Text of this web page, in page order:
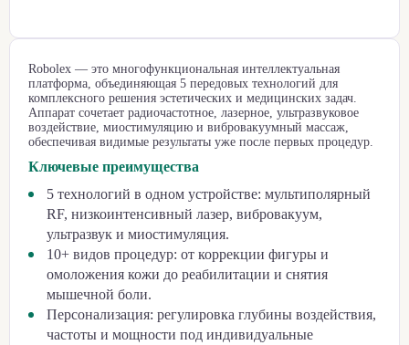
Robolex — это многофункциональная интеллектуальная
платформа, объединяющая 5 передовых технологий для
комплексного решения эстетических и медицинских задач.
Аппарат сочетает радиочастотное, лазерное, ультразвуковое
воздействие, миостимуляцию и вибровакуумный массаж,
обеспечивая видимые результаты уже после первых процедур.
Ключевые преимущества
5 технологий в одном устройстве: мультиполярный
RF, низкоинтенсивный лазер, вибровакуум,
ультразвук и миостимуляция.
10+ видов процедур: от коррекции фигуры и
омоложения кожи до реабилитации и снятия
мышечной боли.
Персонализация: регулировка глубины воздействия,
частоты и мощности под индивидуальные